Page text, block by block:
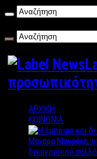
ΑΡΧΙΚΗ
ΚΟΙΝΩΝΙΑ